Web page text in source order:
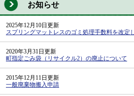
お知らせ
2025年12月10日更新
スプリングマットレスのゴミ処理手数料を改定
2020年3月31日更新
町指定ごみ袋（リサイクル2）の廃止について
2015年12月11日更新
一般廃棄物搬入申請